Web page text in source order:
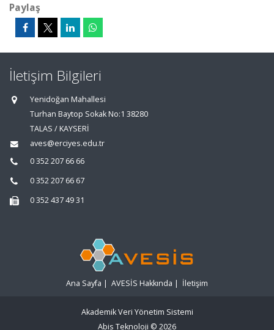
Paylaş
İletişim Bilgileri
Yenidoğan Mahallesi
Turhan Baytop Sokak No:1 38280
TALAS / KAYSERİ
aves@erciyes.edu.tr
0 352 207 66 66
0 352 207 66 67
0 352 437 49 31
Ana Sayfa | AVESİS Hakkında | İletişim
Akademik Veri Yönetim Sistemi
Abis Teknoloji © 2026